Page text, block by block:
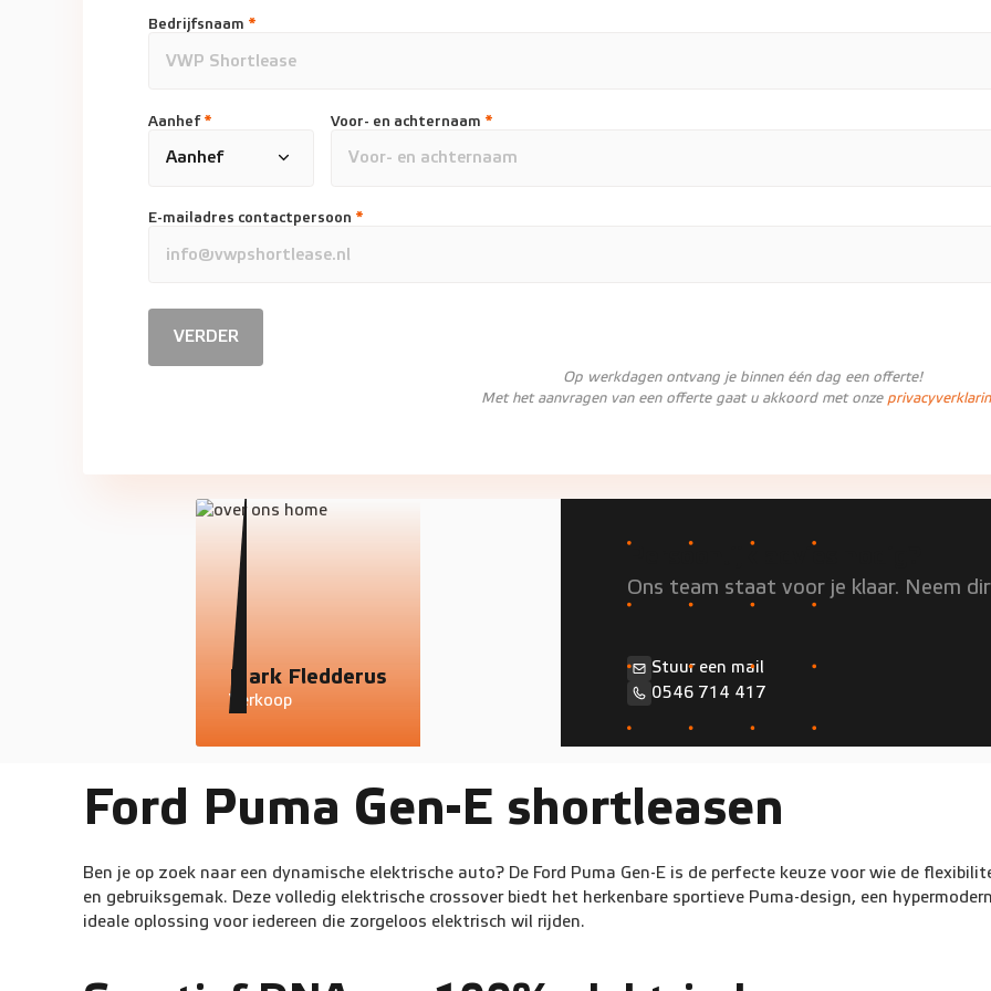
Bedrijfsnaam *
Aanhef* Voor- en achternaam *
E-mailadres contactpersoon *
VERDER
Op werkdagen ontvang je binnen één dag een offerte!
Met het aanvragen van een offerte gaat u akkoord met onze
Mark Fledderus
Verkoop
Ons team staat voor je klaar. Neem
Stuur een mail
0546 714 417
Ford Puma Gen-E shortleasen
Ben je op zoek naar een dynamische elektrische auto? De Ford Puma Gen-E is de perfecte keuze voor wie de
en gebruiksgemak. Deze volledig elektrische crossover biedt het herkenbare sportieve Puma-design, een
ideale oplossing voor iedereen die zorgeloos elektrisch wil rijden.